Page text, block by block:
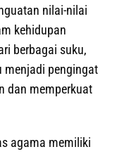
nilai-nilai
kehidupan
berbagai suku,
menjadi pengingat
dan memperkuat
agama memiliki